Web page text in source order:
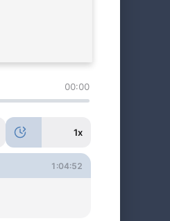
00:00
1x
1:04:52